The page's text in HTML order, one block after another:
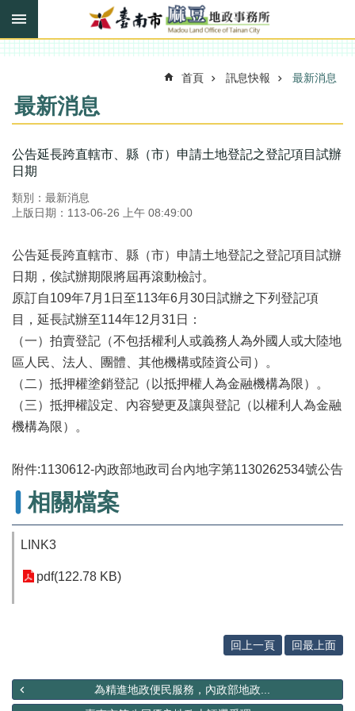
跳到主要內容區塊
搜
進
階
訊
息
報
簡
介
上
申
辦
查
詢
服
務
意
交
流
主
題
首頁 訊息快報 最新消息
最新消息
公告延長跨直轄市、縣（市）申請土地登記之登記項目試辦
日期
類別：最新消息
上版日期：113-06-26 上午 08:49:00
公告延長跨直轄市、縣（市）申請土地登記之登記項目試辦
日期，俟試辦期限將屆再滾動檢討。
原訂自109年7月1日至113年6月30日試辦之下列登記項
目，延長試辦至114年12月31日：
（一）拍賣登記（不包括權利人或義務人為外國人或大陸地
區人民、法人、團體、其他機構或陸資公司）。
（二）抵押權塗銷登記（以抵押權人為金融機構為限）。
（三）抵押權設定、內容變更及讓與登記（以權利人為金融
機構為限）。
附件:1130612-內政部地政司台內地字第1130262534號公告
相關檔案
LINK3
pdf(122.78 KB)
回上一頁 回最上面
為精進地政便民服務，內政部地政...